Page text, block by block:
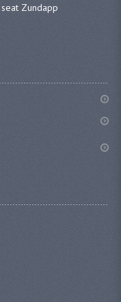
Zundapp